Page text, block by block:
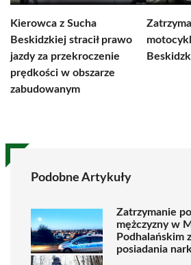
Kierowca z Sucha
Beskidzkiej stracił prawo
jazdy za przekroczenie
prędkości w obszarze
zabudowanym
Podobne Artykuły
Zatrzymanie
mężczyzny w
Podhalańskim
posiadania